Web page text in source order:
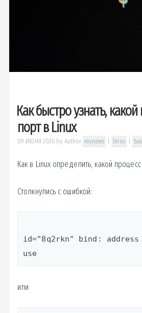
Как быстро узнать,
порт в Linux
09 ИЮНЯ 2026 by Author mynews linux
Как в Linux определить, какой
Столкнулись с ошибкой:
id="8q2rkn" bind:
use
или